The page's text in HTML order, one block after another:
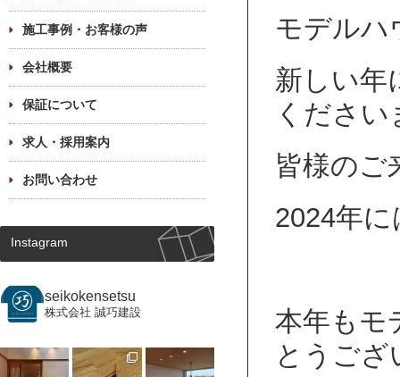
モデルハ
新しい年
くださ
皆様のご
2024年
本年もモ
とうござ
施工事例・お客様の声
会社概要
保証について
求人・採用案内
お問い合わせ
Instagram
seikokensetsu
株式会社 誠巧建設